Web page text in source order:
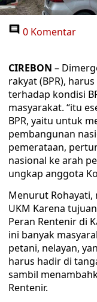
0 Komentar
CIREBON –
rakyat (BPR),
terhadap kondisi
masyarakat. “itu
BPR, yaitu untuk
pembangunan
pemerataan,
nasional ke arah
ungkap anggota
Menurut Rohayati,
UKM Karena
Peran Rentenir di
ini banyak
petani, nelayan,
harus hadir di
sambil
Rentenir.